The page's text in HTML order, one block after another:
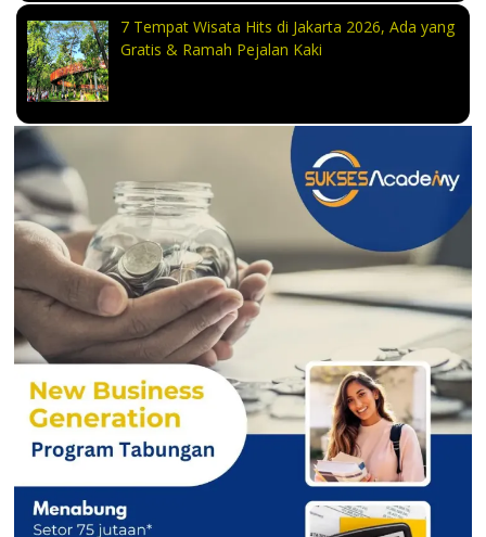
7 Tempat Wisata Hits di Jakarta 2026, Ada yang
Gratis & Ramah Pejalan Kaki